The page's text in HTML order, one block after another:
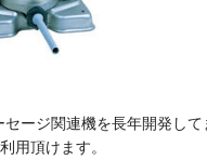
ージ関連機を長年開発し
用頂けます。